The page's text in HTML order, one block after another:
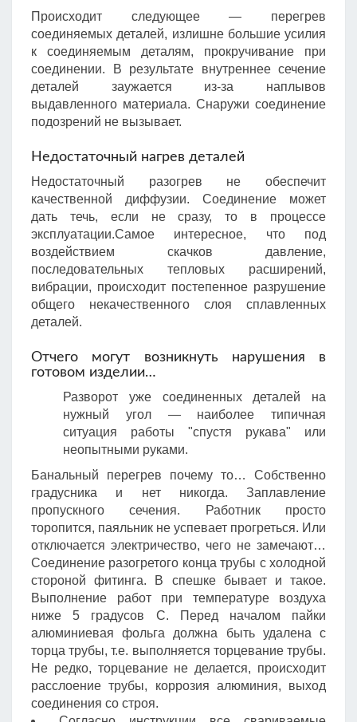
Происходит следующее — перегрев
соединяемых деталей, излишне большие усилия
к соединяемым деталям, прокручивание при
соединении. В результате внутреннее сечение
деталей заужается из-за наплывов
выдавленного материала. Снаружи соединение
подозрений не вызывает.
Недостаточный нагрев деталей
Недостаточный разогрев не обеспечит
качественной диффузии. Соединение может
дать течь, если не сразу, то в процессе
эксплуатации.Самое интересное, что под
воздействием скачков давление,
последовательных тепловых расширений,
вибрации, происходит постепенное разрушение
общего некачественного слоя сплавленных
деталей.
Отчего могут возникнуть нарушения в
готовом изделии…
Разворот уже соединенных деталей на
нужный угол — наиболее типичная
ситуация работы "спустя рукава" или
неопытными руками.
Банальный перегрев почему то… Собственно
градусника и нет никогда. Заплавление
пропускного сечения. Работник просто
торопится, паяльник не успевает прогреться. Или
отключается электричество, чего не замечают…
Соединение разогретого конца трубы с холодной
стороной фитинга. В спешке бывает и такое.
Выполнение работ при температуре воздуха
ниже 5 градусов С. Перед началом пайки
алюминиевая фольга должна быть удалена с
торца трубы, т.е. выполняется торцевание трубы.
Не редко, торцевание не делается, происходит
расслоение трубы, коррозия алюминия, выход
соединения со строя.